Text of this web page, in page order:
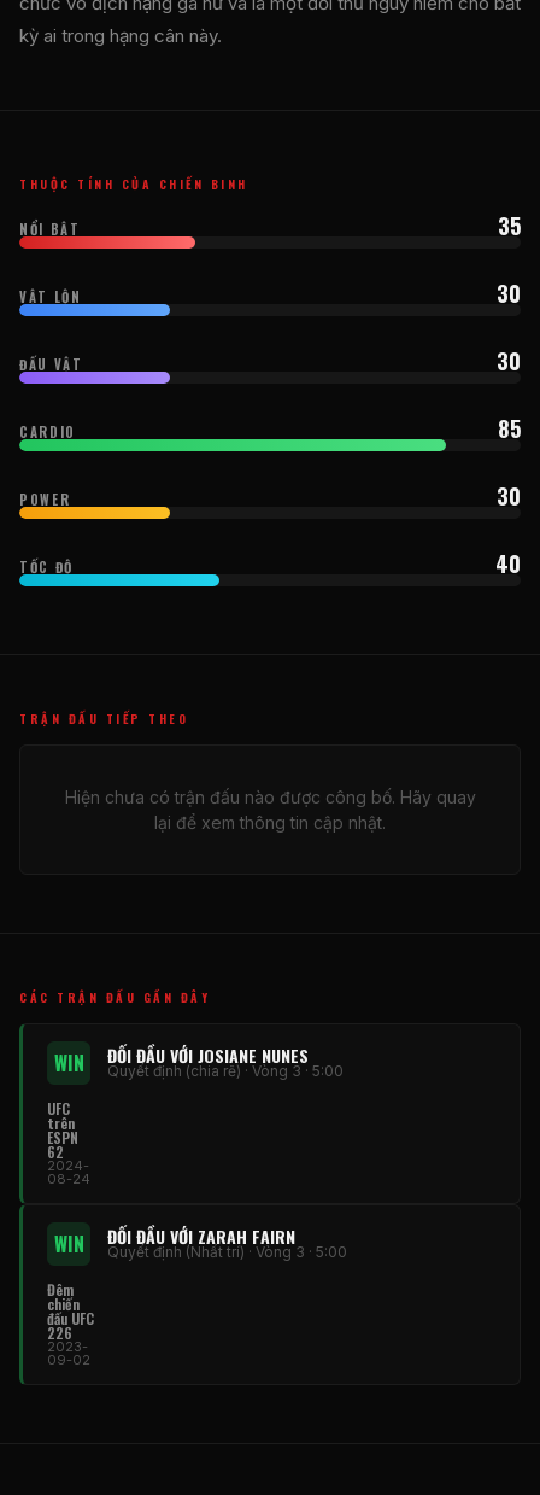
kỳ ai trong hạng cân này.
THUỘC TÍNH CỦA CHIẾN BINH
NỔI BẬT 35
VẬT LỘN 30
ĐẤU VẬT 30
CARDIO 85
POWER 30
TỐC ĐỘ 40
TRẬN ĐẤU TIẾP THEO
Hiện chưa có trận đấu nào được công bố. Hãy quay
lại để xem thông tin cập nhật.
CÁC TRẬN ĐẤU GẦN ĐÂY
WIN ĐỐI ĐẦU VỚI JOSIANE NUNES
Quyết định (chia rẽ) · Vòng 3 · 5:00
UFC
trên
ESPN
62
2024-
08-24
WIN ĐỐI ĐẦU VỚI ZARAH FAIRN
Quyết định (Nhất trí) · Vòng 3 · 5:00
Đêm
chiến
đấu UFC
226
2023-
09-02